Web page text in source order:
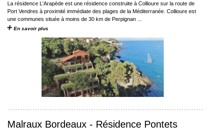
La résidence L'Arapède est une résidence construite à Collioure sur la route de
Port Vendres à proximité immédiate des plages de la Méditerranée. Collioure est
une communes située à moins de 30 km de Perpignan ...
En savoir plus
Malraux Bordeaux - Résidence Pontets